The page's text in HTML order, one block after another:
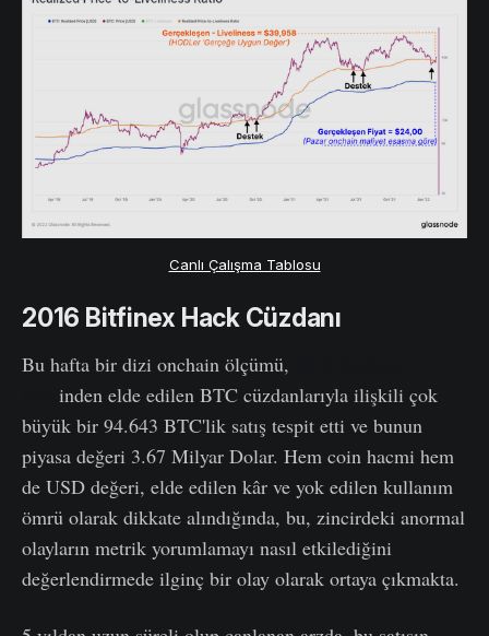
Canlı Çalışma Tablosu
2016 Bitfinex Hack Cüzdanı
Bu hafta bir dizi onchain ölçümü,
inden elde edilen BTC cüzdanlarıyla ilişkili çok
büyük bir 94.643 BTC'lik satış tespit etti ve bunun
piyasa değeri 3.67 Milyar Dolar. Hem coin hacmi hem
de USD değeri, elde edilen kâr ve yok edilen kullanım
ömrü olarak dikkate alındığında, bu, zincirdeki anormal
olayların metrik yorumlamayı nasıl etkilediğini
değerlendirmede ilginç bir olay olarak ortaya çıkmakta.